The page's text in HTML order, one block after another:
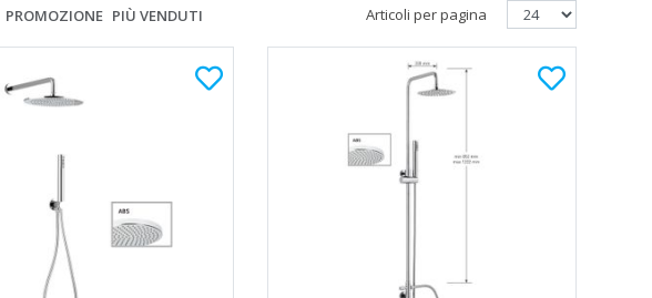
PROMOZIONE PIÙ VENDUTI Articoli per pagina